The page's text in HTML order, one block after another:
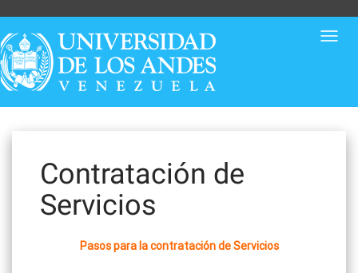
Contratación de
Servicios
Pasos para la contratación de Servicios